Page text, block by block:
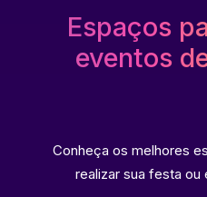
Espaços
eventos
Conheça os melhores
realizar sua festa